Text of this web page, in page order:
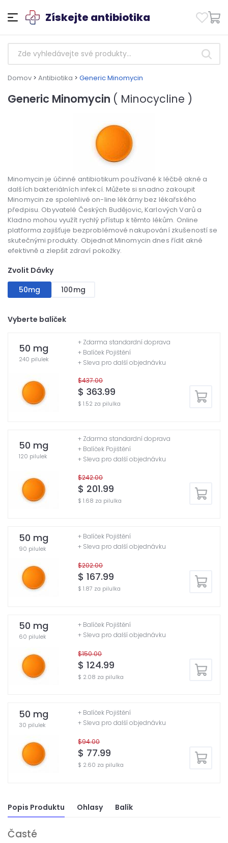
Získejte antibiotika
Domov > Antibiotika > Generic Minomycin
Generic Minomycin ( Minocycline )
Minomycin je účinné antibiotikum používané k léčbě akné a
dalších bakteriálních infekcí. Můžete si snadno zakoupit
Minomycin ze spolehlivé on-line lékárny bez lékařského
předpisu. Obyvatelé Českých Budějovic, Karlových Varů a
Kladno mohou využít rychlý přístup k těmto lékům. Online
platforma zajišťuje bezproblémové nakupování zkušeností se
skutečnými produkty. Objednat Minomycin dnes řídit akné
efektivně a zlepšit zdraví pokožky.
Zvolit Dávky
50mg
100mg
Vyberte balíček
50 mg
240 pilulek
$437.00
$ 363.99
$ 1.52 za pilulka
+ Zdarma standardní doprava
+ Balíček Pojištění
+ Sleva pro další objednávku
50 mg
120 pilulek
$242.00
$ 201.99
$ 1.68 za pilulka
+ Zdarma standardní doprava
+ Balíček Pojištění
+ Sleva pro další objednávku
50 mg
90 pilulek
$202.00
$ 167.99
$ 1.87 za pilulka
+ Balíček Pojištění
+ Sleva pro další objednávku
50 mg
60 pilulek
$150.00
$ 124.99
$ 2.08 za pilulka
+ Balíček Pojištění
+ Sleva pro další objednávku
50 mg
30 pilulek
$94.00
$ 77.99
$ 2.60 za pilulka
+ Balíček Pojištění
+ Sleva pro další objednávku
Popis Produktu Ohlasy Balík
Časté